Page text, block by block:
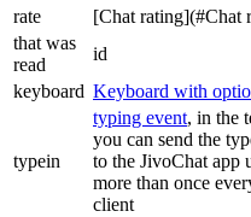
rate
[Chat rating](#Chat
that was
read
id
keyboard Keyboard with
typein
typing event, in the
you can send the
to the JivoChat app
more than once
client